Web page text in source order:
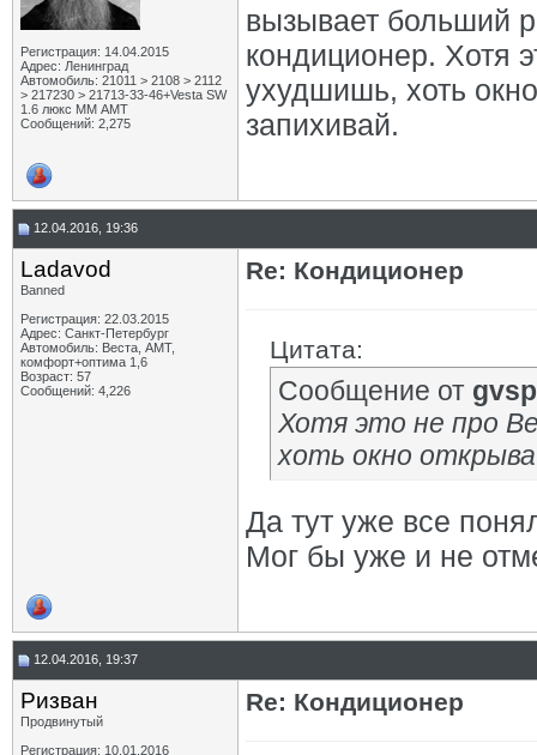
Регистрация: 14.04.2015
Адрес: Ленинград
Автомобиль: 21011 > 2108 > 2112
> 217230 > 21713-33-46+Vesta SW
1.6 люкс ММ АМТ
Сообщений: 2,275
вызывает больший
кондиционер. Хотя
ухудшишь, хоть
запихивай.
12.04.2016, 19:36
Ladavod
Banned
Регистрация: 22.03.2015
Адрес: Санкт-Петербург
Автомобиль: Веста, АМТ,
комфорт+оптима 1,6
Возраст: 57
Сообщений: 4,226
Re: Кондиционер
Цитата:
Сообщение от gvsp
Хотя это не про
хоть окно
Да тут уже все
Мог бы уже и не
12.04.2016, 19:37
Ризван
Продвинутый
Регистрация: 10.01.2016
Re: Кондиционер